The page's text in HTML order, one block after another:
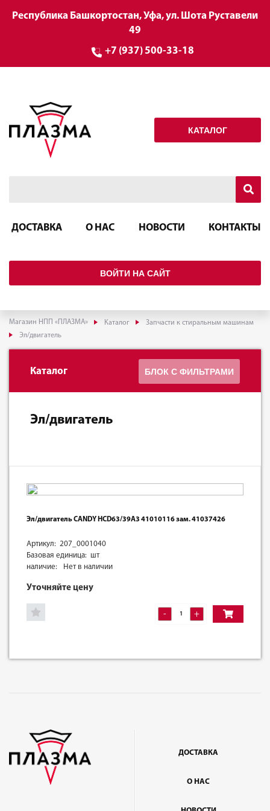
Республика Башкортостан, Уфа, ул. Шота Руставели
49
+7 (937) 500-33-18
КАТАЛОГ
ДОСТАВКА О НАС НОВОСТИ КОНТАКТЫ
ВОЙТИ НА САЙТ
Магазин НПП «ПЛАЗМА» Каталог
Запчасти к стиральным машинам
Эл/двигатель
Каталог БЛОК С ФИЛЬТРАМИ
Эл/двигатель
Эл/двигатель CANDY HCD63/39A3 41010116 зам. 41037426
Артикул: 207_0001040
Базовая единица: шт
наличие:
Нет в наличии
Уточняйте цену
- +
ДОСТАВКА
О НАС